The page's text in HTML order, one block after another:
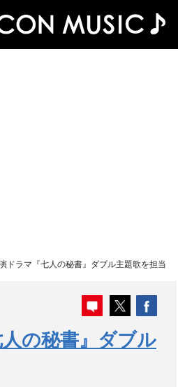
ドラマ『七人の秘書』ダブル主題歌を担当
の秘書』ダブル